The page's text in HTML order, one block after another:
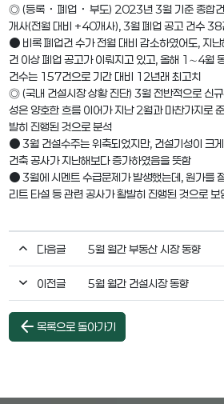
◎ (등록・폐업・부도) 2023년 3월 기준 종합건
개사(전월 대비 +40개사), 3월 폐업 공고 건수
● 비록 폐업건 수가 전월 대비 감소하였어도, 지
건 이상 폐업 공고가 이뤄지고 있고, 올해 1∼4월
건수는 157건으로 기간 대비 12년래 최고치
◎ (국내 건설시장 상황 진단) 3월 전반적으로 신
성은 양호한 흐름 이어가 지난 2월과 마찬가지로
발히 진행된 것으로 분석
● 3월 건설수주는 위축되었지만, 건설기성이 크
건축 공사가 지난해보다 증가하였음을 뜻함
● 3월에 시멘트 수급문제가 발생했는데, 원가를
리트 타설 등 관련 공사가 활발히 진행된 것으로 보
다음글 5월 월간 부동산 시장 동향
이전글 5월 월간 건설시장 동향
arrow_back 목록으로 돌아가기